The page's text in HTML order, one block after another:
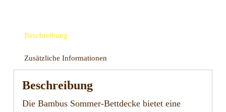
Beschreibung
Zusätzliche Informationen
Beschreibung
Die Bambus Sommer-Bettdecke bietet eine